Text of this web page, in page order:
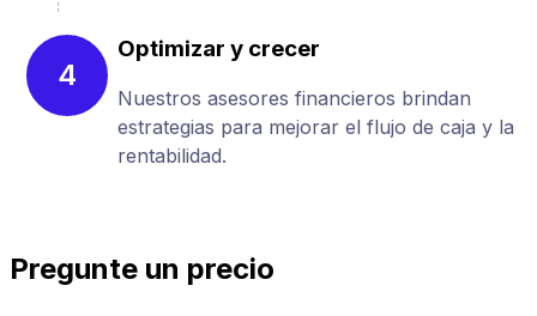
4
Optimizar y crecer
Nuestros asesores financieros brindan
estrategias para mejorar el flujo de caja y la
rentabilidad.
Pregunte un precio